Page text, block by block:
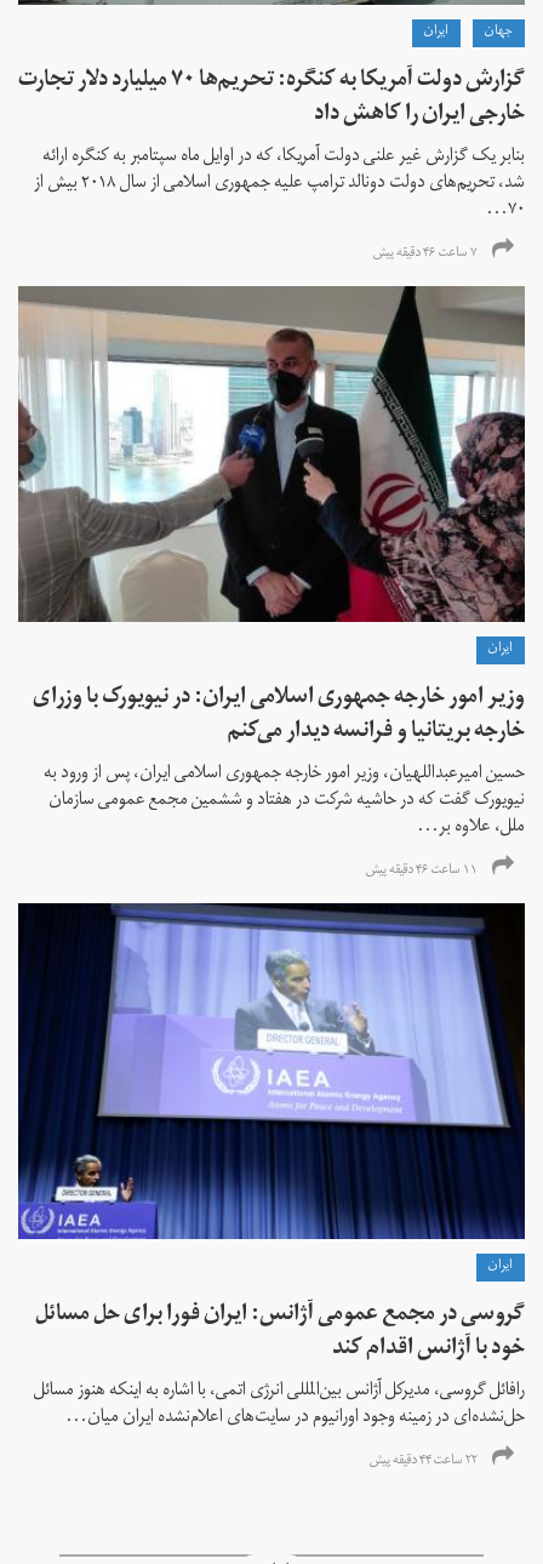
جهان ايران
گزارش دولت آمریکا به کنگره: تحریم‌ها ۷۰ میلیارد دلار تجارت
خارجی ایران را کاهش داد
بنابر یک گزارش غیر علنی دولت آمریکا، که در اوایل ماه سپتامبر به کنگره ارائه
شد، تحریم‌های دولت دونالد ترامپ علیه جمهوری اسلامی از سال ۲۰۱۸ بیش از
۷۰...
۷ ساعت ۴۶ دقیقه پیش
ايران
وزیر امور خارجه جمهوری اسلامی ایران: در نیویورک با وزرای
خارجه بریتانیا و فرانسه دیدار می‌کنم
حسین امیرعبداللهیان، وزیر امور خارجه جمهوری اسلامی ایران، پس از ورود به
نیویورک گفت که در حاشیه شرکت در هفتاد و ششمین مجمع عمومی سازمان
ملل، علاوه بر...
۱۱ ساعت ۴۶ دقیقه پیش
ايران
گروسی در مجمع عمومی آژانس: ایران فورا برای حل مسائل
خود با آژانس اقدام کند
رافائل گروسی، مدیرکل آژانس بین‌المللی انرژی اتمی، با اشاره به اینکه هنوز مسائل
حل‌نشده‌ای در زمینه وجود اورانیوم در سایت‌های اعلام‌نشده ایران میان...
۲۲ ساعت ۴۴ دقیقه پیش